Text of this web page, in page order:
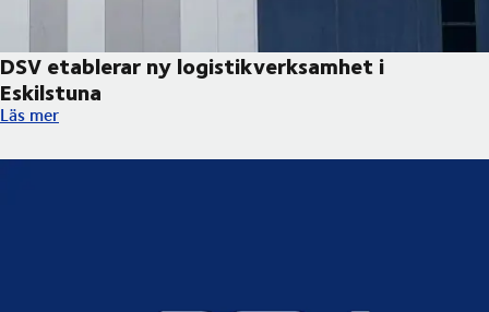
DSV etablerar ny logistikverksamhet i
Eskilstuna
DSV etablerar ny logistikverksamhet i Eskilstuna
Läs mer